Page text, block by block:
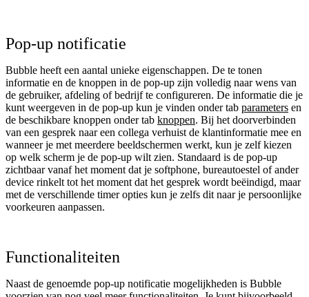
Pop-up notificatie
Bubble heeft een aantal unieke eigenschappen. De te tonen
informatie en de knoppen in de pop-up zijn volledig naar wens van
de gebruiker, afdeling of bedrijf te configureren. De informatie die je
kunt weergeven in de pop-up kun je vinden onder tab parameters en
de beschikbare knoppen onder tab knoppen. Bij het doorverbinden
van een gesprek naar een collega verhuist de klantinformatie mee en
wanneer je met meerdere beeldschermen werkt, kun je zelf kiezen
op welk scherm je de pop-up wilt zien. Standaard is de pop-up
zichtbaar vanaf het moment dat je softphone, bureautoestel of ander
device rinkelt tot het moment dat het gesprek wordt beëindigd, maar
met de verschillende timer opties kun je zelfs dit naar je persoonlijke
voorkeuren aanpassen.
Functionaliteiten
Naast de genoemde pop-up notificatie mogelijkheden is Bubble